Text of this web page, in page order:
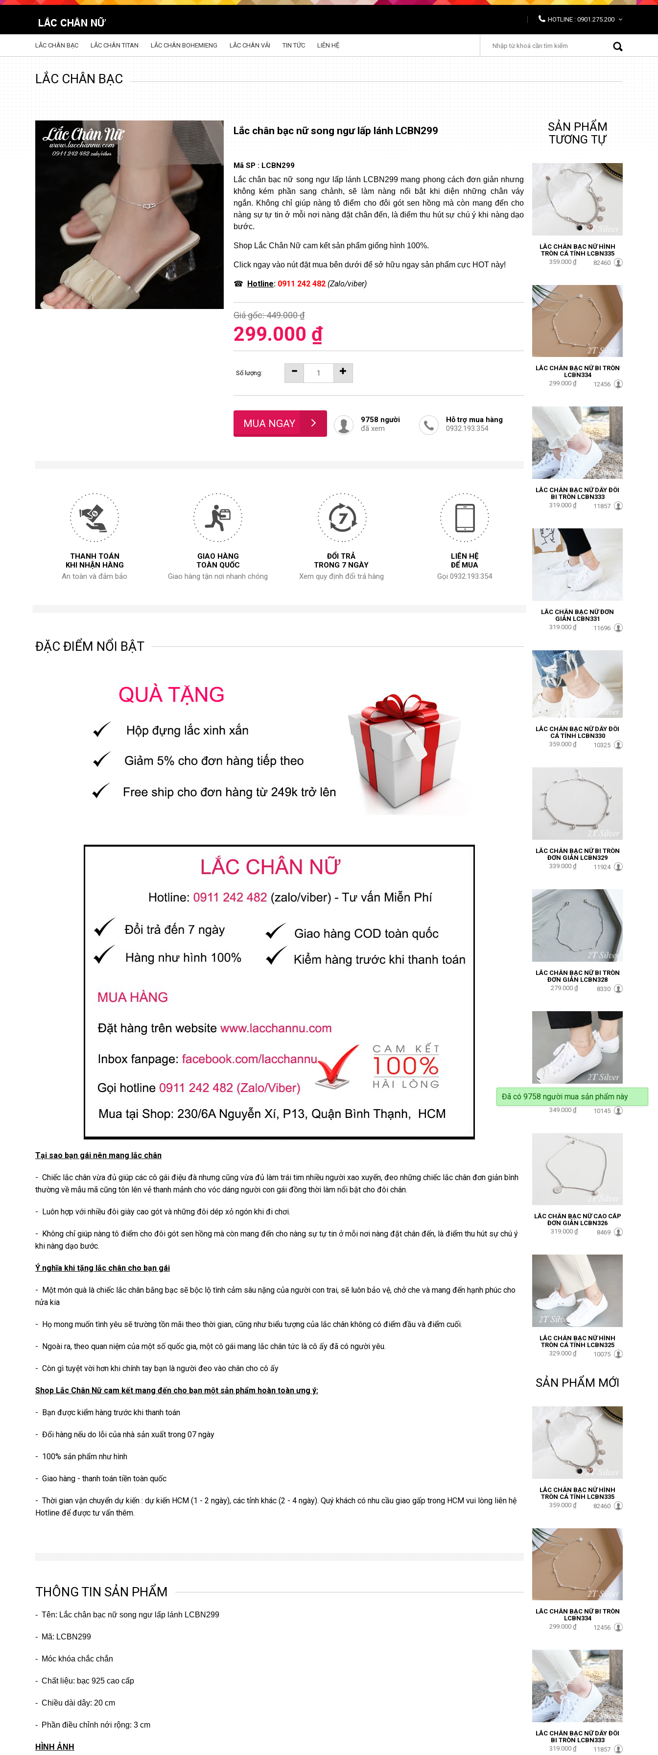
HOTLINE : 0901.275.200
LẮC CHÂN BẠC LẮC CHÂN TITAN LẮC CHÂN BOHEMIENG LẮC CHÂN VẢI TIN TỨC LIÊN HỆ
LẮC CHÂN BẠC
Lắc chân bạc nữ song ngư lấp lánh LCBN299
Mã SP : LCBN299
Lắc chân bạc nữ song ngư lấp lánh LCBN299 mang phong cách đơn giản nhưng
không kém phần sang chảnh, sẽ làm nàng nổi bật khi diện những chân váy
ngắn. Không chỉ giúp nàng tô điểm cho đôi gót sen hồng mà còn mang đến cho
nàng sự tự tin ở mỗi nơi nàng đặt chân đến, là điểm thu hút sự chú ý khi nàng dạo
bước.
Shop Lắc Chân Nữ cam kết sản phẩm giống hình 100%.
Click ngay vào nút đặt mua bên dưới để sở hữu ngay sản phẩm cực HOT này!
☎ Hotline: 0911 242 482 (Zalo/viber)
Giá gốc:449.000 ₫
299.000 ₫
Số lượng:
9758 người
đã xem
Hỗ trợ mua hàng
0932.193.354
THANH TOÁN
KHI NHẬN HÀNG
An toàn và đảm bảo
GIAO HÀNG
TOÀN QUỐC
Giao hàng tận nơi nhanh chóng
ĐỔI TRẢ
TRONG 7 NGÀY
Xem quy định đổi trả hàng
LIÊN HỆ
ĐỂ MUA
Gọi 0932.193.354
ĐẶC ĐIỂM NỔI BẬT
Tại sao bạn gái nên mang lắc chân
- Chiếc lắc chân vừa đủ giúp các cô gái điệu đà nhưng cũng vừa đủ làm trái tim nhiều người xao xuyến, đeo những chiếc lắc chân đơn giản bình
thường về mẫu mã cũng tôn lên vẻ thanh mảnh cho vóc dáng người con gái đồng thời làm nổi bật cho đôi chân.
- Luôn hợp với nhiều đôi giày cao gót và những đôi dép xỏ ngón khi đi chơi.
- Không chỉ giúp nàng tô điểm cho đôi gót sen hồng mà còn mang đến cho nàng sự tự tin ở mỗi nơi nàng đặt chân đến, là điểm thu hút sự chú ý
khi nàng dạo bước.
Ý nghĩa khi tặng lắc chân cho bạn gái
- Một món quà là chiếc lắc chân bằng bạc sẽ bộc lộ tình cảm sâu nặng của người con trai, sẽ luôn bảo vệ, chở che và mang đến hạnh phúc cho
nửa kia
- Họ mong muốn tình yêu sẽ trường tồn mãi theo thời gian, cũng như biểu tượng của lắc chân không có điểm đầu và điểm cuối.
- Ngoài ra, theo quan niệm của một số quốc gia, một cô gái mang lắc chân tức là cô ấy đã có người yêu.
- Còn gì tuyệt vời hơn khi chính tay bạn là người đeo vào chân cho cô ấy
Shop Lắc Chân Nữ cam kết mang đến cho bạn một sản phẩm hoàn toàn ưng ý:
- Bạn được kiểm hàng trước khi thanh toán
- Đổi hàng nếu do lỗi của nhà sản xuất trong 07 ngày
- 100% sản phẩm như hình
- Giao hàng - thanh toán tiền toàn quốc
- Thời gian vận chuyển dự kiến : dự kiến HCM (1 - 2 ngày), các tỉnh khác (2 - 4 ngày). Quý khách có nhu cầu giao gấp trong HCM vui lòng liên hệ
Hotline để được tư vấn thêm.
THÔNG TIN SẢN PHẨM
- Tên: Lắc chân bạc nữ song ngư lấp lánh LCBN299
- Mã: LCBN299
- Móc khóa chắc chắn
- Chất liệu: bạc 925 cao cấp
- Chiều dài dây: 20 cm
- Phần điều chỉnh nới rộng: 3 cm
HÌNH ẢNH
SẢN PHẨM
TƯƠNG TỰ
LẮC CHÂN BẠC NỮ HÌNH
TRÒN CÁ TÍNH LCBN335
359.000 ₫
82460
LẮC CHÂN BẠC NỮ BI TRÒN
LCBN334
299.000 ₫
12456
LẮC CHÂN BẠC NỮ DÂY ĐÔI
BI TRÒN LCBN333
319.000 ₫
11857
LẮC CHÂN BẠC NỮ ĐƠN
GIẢN LCBN331
319.000 ₫
11696
LẮC CHÂN BẠC NỮ DÂY ĐÔI
CÁ TÍNH LCBN330
359.000 ₫
10325
LẮC CHÂN BẠC NỮ BI TRÒN
ĐƠN GIẢN LCBN329
339.000 ₫
11924
LẮC CHÂN BẠC NỮ BI TRÒN
ĐƠN GIẢN LCBN328
279.000 ₫
8330
LẮC CHÂN BẠC NỮ DÂY ĐÔI
CÁ TÍNH LCBN327
349.000 ₫
10145
LẮC CHÂN BẠC NỮ CAO CẤP
ĐƠN GIẢN LCBN326
319.000 ₫
8469
LẮC CHÂN BẠC NỮ HÌNH
TRÒN CÁ TÍNH LCBN325
329.000 ₫
10075
SẢN PHẨM MỚI
LẮC CHÂN BẠC NỮ HÌNH
TRÒN CÁ TÍNH LCBN335
359.000 ₫
82460
LẮC CHÂN BẠC NỮ BI TRÒN
LCBN334
299.000 ₫
12456
LẮC CHÂN BẠC NỮ DÂY ĐÔI
BI TRÒN LCBN333
319.000 ₫
11857
Đã có 9758 người mua sản phẩm này